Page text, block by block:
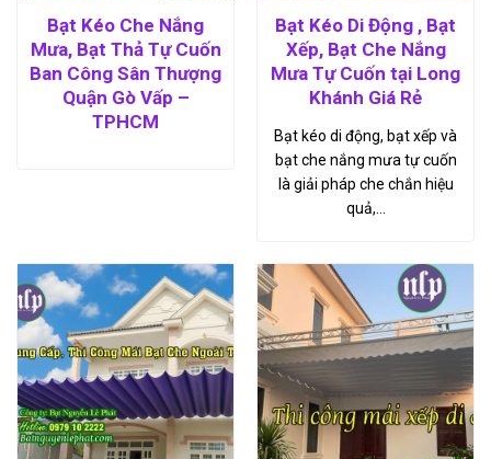
Bạt Kéo Che Nắng
Mưa, Bạt Thả Tự Cuốn
Ban Công Sân Thượng
Quận Gò Vấp –
TPHCM
Bạt Kéo Di Động , Bạt
Xếp, Bạt Che Nắng
Mưa Tự Cuốn tại Long
Khánh Giá Rẻ
Bạt kéo di động, bạt xếp và
bạt che nắng mưa tự cuốn
là giải pháp che chắn hiệu
quả,…